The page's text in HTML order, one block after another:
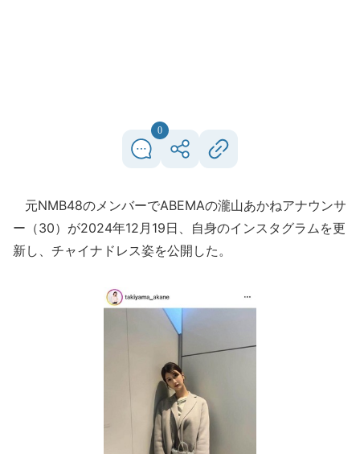
0
元NMB48のメンバーでABEMAの瀧山あかねアナウンサ
ー（30）が2024年12月19日、自身のインスタグラムを更
新し、チャイナドレス姿を公開した。